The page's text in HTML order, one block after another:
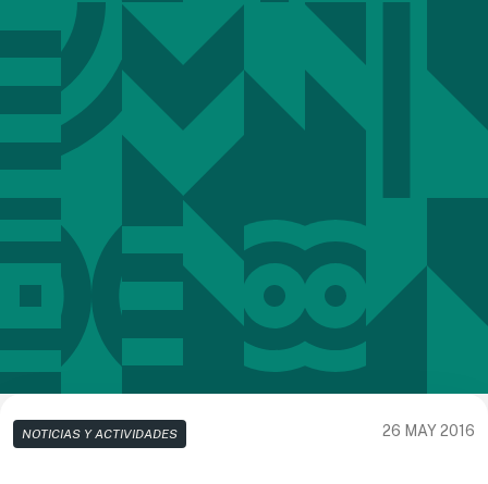
NOTICIAS Y ACTIVIDADES 26 MAY 2016